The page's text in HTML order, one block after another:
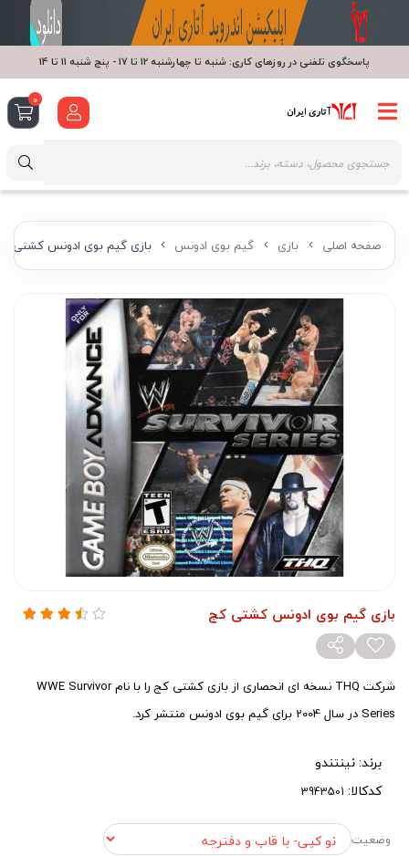
صفحه اصلی بازی گیم بوی ادونس بازی گیم بوی ادونس کشتی
بازی گیم بوی ادونس کشتی کج
شرکت THQ نسخه ای انحصاری از بازی کشتی کج را با نام WWE Survivor
Series در سال 2004 برای گیم بوی ادونس منتشر کرد.
برند:نینتندو
کدکالا:
وضعیت
پاسخگوی تلفنی در روزهای کاری: شنبه تا چهارشنبه 12 تا 17 - پنج شنبه 11 تا 14
0